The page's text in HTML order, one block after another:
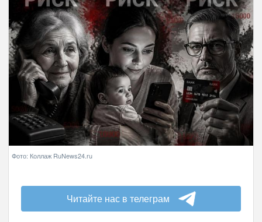
Фото: Коллаж RuNews24.ru
Читайте нас в телеграм